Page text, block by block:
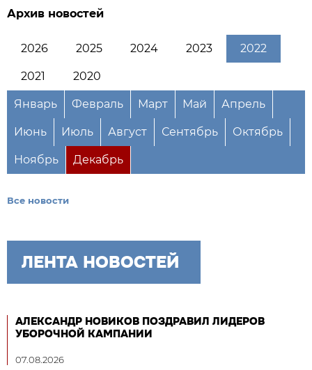
Архив новостей
2026 2025 2024 2023 2022
2021 2020
Январь Февраль Март Май Апрель
Июнь Июль Август Сентябрь Октябрь
Ноябрь Декабрь
Все новости
ЛЕНТА НОВОСТЕЙ
АЛЕКСАНДР НОВИКОВ ПОЗДРАВИЛ ЛИДЕРОВ
УБОРОЧНОЙ КАМПАНИИ
07.08.2026